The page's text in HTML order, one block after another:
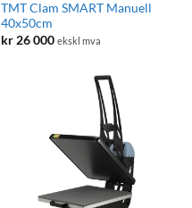
TMT Clam SMART Manuell
40x50cm
kr26 000 ekskl mva